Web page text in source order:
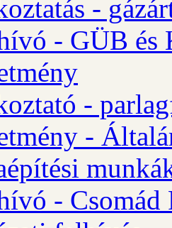
-
- GÜB és
-
-
- Csomád